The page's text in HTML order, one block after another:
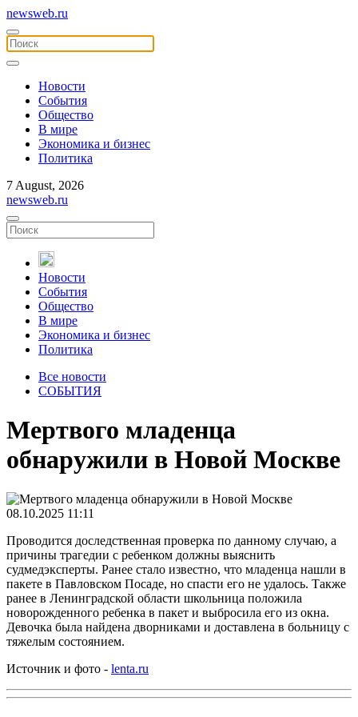
newsweb.ru
Новости
События
Общество
В мире
Экономика и бизнес
Политика
7 August, 2026
newsweb.ru
Новости
События
Общество
В мире
Экономика и бизнес
Политика
Все новости
СОБЫТИЯ
Мертвого младенца
обнаружили в Новой Москве
08.10.2025 11:11
Проводится доследственная проверка по данному случаю, а
причины трагедии с ребенком должны выяснить
судмедэксперты. Ранее стало известно, что младенца нашли в
пакете в Павловском Посаде, но спасти его не удалось. Также
ранее в Ленинградской области школьница положила
новорожденного ребенка в пакет и выбросила его из окна.
Девочка была найдена дворниками и доставлена в больницу с
тяжелым состоянием.
Источник и фото - lenta.ru